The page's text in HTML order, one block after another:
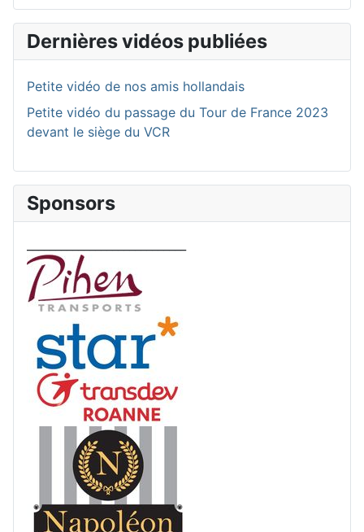
Dernières vidéos publiées
Petite vidéo de nos amis hollandais
Petite vidéo du passage du Tour de France 2023
devant le siège du VCR
Sponsors